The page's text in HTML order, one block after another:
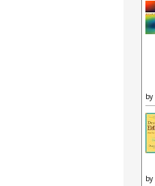
by
by